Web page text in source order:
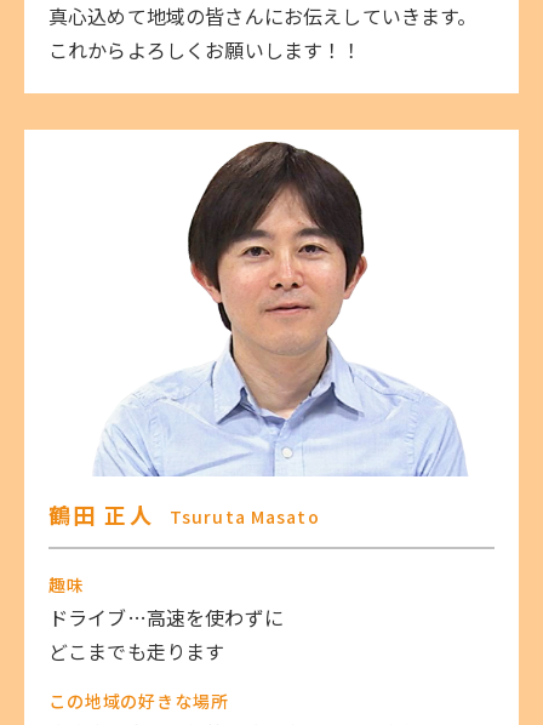
真心込めて地域の皆さんにお伝えしていきます。
これからよろしくお願いします！！
鶴田 正人 Tsuruta Masato
趣味
ドライブ…高速を使わずに
どこまでも走ります
この地域の好きな場所